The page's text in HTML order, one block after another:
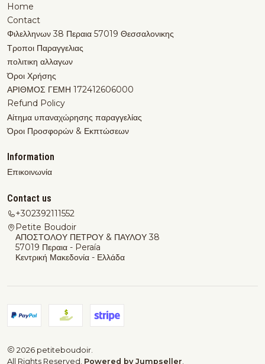
Home
Contact
Φιλελληνων 38 Περαια 57019 Θεσσαλονικης
Τροποι Παραγγελιας
πολιτικη αλλαγων
Όροι Χρήσης
ΑΡΙΘΜΟΣ ΓΕΜΗ 172412606000
Refund Policy
Αίτημα υπαναχώρησης παραγγελίας
Όροι Προσφορών & Εκπτώσεων
Information
Επικοινωνία
Contact us
+302392111552
Petite Boudoir
ΑΠΟΣΤΟΛΟΥ ΠΕΤΡΟΥ & ΠΑΥΛΟΥ 38
57019 Περαια - Peraía
Κεντρική Μακεδονία - Ελλάδα
2026 petiteboudoir.
All Rights Reserved. Powered by Jumpseller.